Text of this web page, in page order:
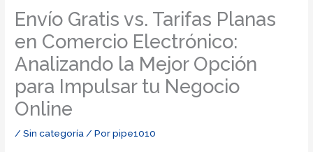
Envío Gratis vs. Tarifas Planas
en Comercio Electrónico:
Analizando la Mejor Opción
para Impulsar tu Negocio
Online
/Sin categoría/ Porpipe1010